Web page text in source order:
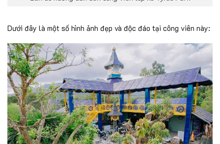
Dưới đây là một số hình ảnh đẹp và độc đáo tại công viên này: